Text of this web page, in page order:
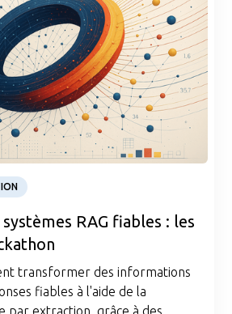
RAG fiables : les
transformer des informations
fiables à l'aide de la
par extraction, grâce à des